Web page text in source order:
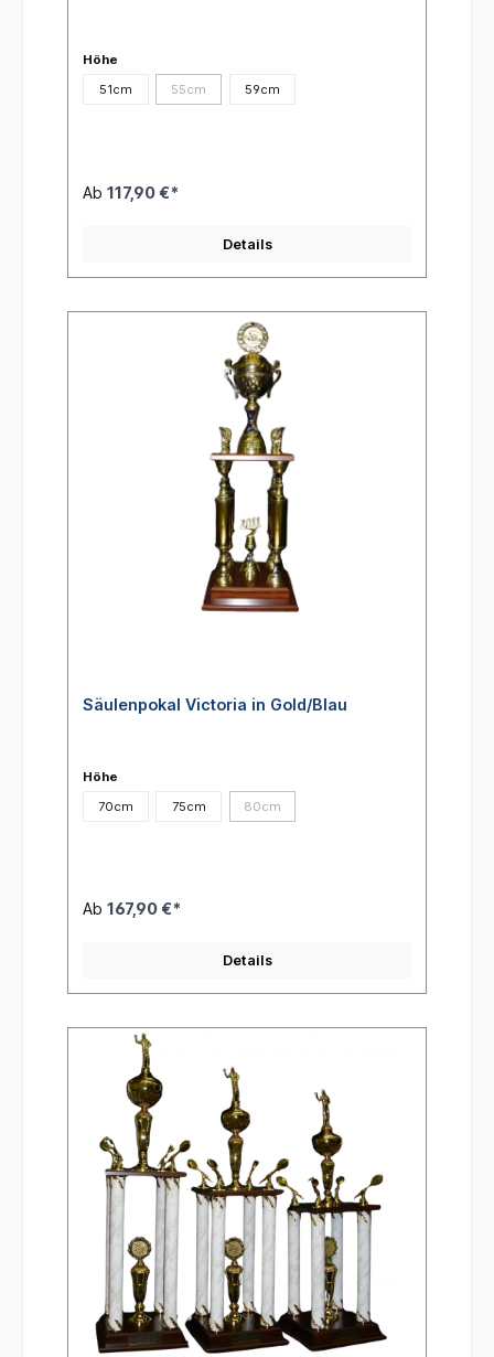
Höhe
51cm
55cm(Diese Option ist zurzeit nicht verfügbar.)
59cm
Ab 117,90 €*
Details
Säulenpokal Victoria in Gold/Blau
Höhe
70cm
75cm 80cm(Diese Option ist zurzeit nicht verfügbar.)
Ab 167,90 €*
Details